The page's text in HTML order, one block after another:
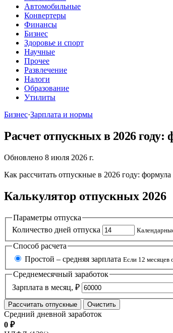
Автомобильные
Конвертеры
Финансы
Бизнес
Здоровье и спорт
Научные
Прочее
Развлечение
Налоги
Образование
Утилиты
Бизнес·Зарплата и нормы
Расчет отпускных в 2026
Обновлено 8 июля 2026 г.
Как рассчитать отпускные в 2026 году:
Калькулятор отпускных 2026
Параметры отпуска
Количество дней отпуска
Способ расчета
Простой – средняя зарплата Если 12 месяцев
Среднемесячный заработок
Зарплата в месяц, ₽
Рассчитать отпускные Очистить
Средний дневной заработок
0 ₽